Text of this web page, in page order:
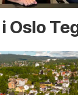
Oslo